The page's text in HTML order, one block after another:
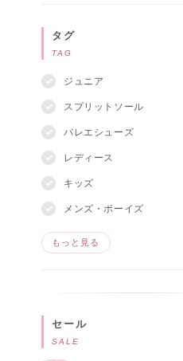
タグ
TAG
ジュニア
スプリットソール
バレエシューズ
レディース
キッズ
メンズ・ボーイズ
もっと見る
セール
SALE